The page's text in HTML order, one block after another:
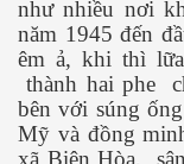
như nhiều nơi
năm 1945 đến
êm ả, khi thì
thành hai phe
bên với súng
Mỹ và đồng
xã Biên Hòa,
2